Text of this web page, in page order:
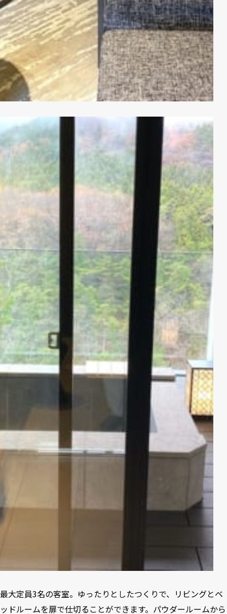
最大定員3名の客室。ゆったりとしたつくりで、リビングとベ
ッドルームを扉で仕切ることができます。パウダールームから